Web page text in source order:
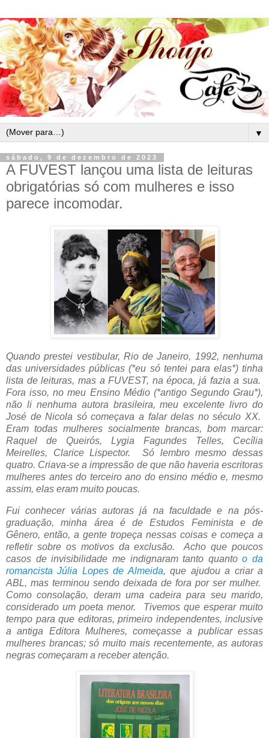
▼
sábado, 9 de dezembro de 2023
A FUVEST lançou uma lista de leituras
obrigatórias só com mulheres e isso
parece incomodar.
Quando prestei vestibular, Rio de Janeiro, 1992, nenhuma
das universidades públicas (*eu só tentei para elas*) tinha
lista de leituras, mas a FUVEST, na época, já fazia a sua.
Fora isso, no meu Ensino Médio (*antigo Segundo Grau*),
não li nenhuma autora brasileira, meu excelente livro do
José de Nicola só começava a falar delas no século XX.
Eram todas mulheres socialmente brancas, bom marcar:
Raquel de Queirós, Lygia Fagundes Telles, Cecília
Meirelles, Clarice Lispector. Só lembro mesmo dessas
quatro. Criava-se a impressão de que não haveria escritoras
mulheres antes do terceiro ano do ensino médio e, mesmo
assim, elas eram muito poucas.
Fui conhecer várias autoras já na faculdade e na pós-
graduação, minha área é de Estudos Feminista e de
Gênero, então, a gente tropeça nessas coisas e começa a
refletir sobre os motivos da exclusão. Acho que poucos
casos de invisibilidade me indignaram tanto quantoo da
romancista Júlia Lopes de Almeida, que ajudou a criar a
ABL, mas terminou sendo deixada de fora por ser mulher.
Como consolação, deram uma cadeira para seu marido,
considerado um poeta menor. Tivemos que esperar muito
tempo para que editoras, primeiro independentes, inclusive
a antiga Editora Mulheres, começasse a publicar essas
mulheres brancas; só muito mais recentemente, as autoras
negras começaram a receber atenção.